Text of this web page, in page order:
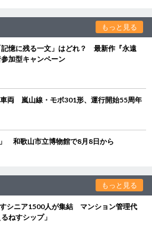
もっと見る
記憶に残る一文」はどれ？ 最新作『永遠
加型キャンペーン
両 嵐山線・モボ301形、運行開始55周年
和歌山市立博物館で8月8日から
もっと見る
すシニア1500人が集結 マンション管理代
ねすシップ」